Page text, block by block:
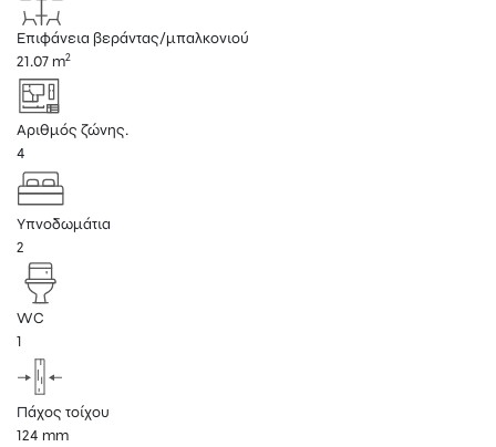
Επιφάνεια βεράντας/μπαλκονιού
21.07 m2
Αριθμός ζώνης.
4
Υπνοδωμάτια
2
WC
1
Πάχος τοίχου
124 mm